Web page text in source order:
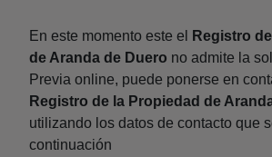
En este momento este el
Registro
de Aranda de Duero no admite la
Previa online, puede ponerse en
Registro de la Propiedad de
utilizando los datos de contacto que
continuación